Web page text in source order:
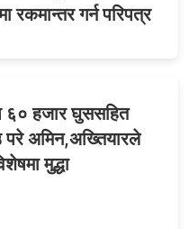
रकमान्तर गर्न परिपत्र
६० हजार घुससहित
परे अमिन,अख्तियारले
मुद्धा